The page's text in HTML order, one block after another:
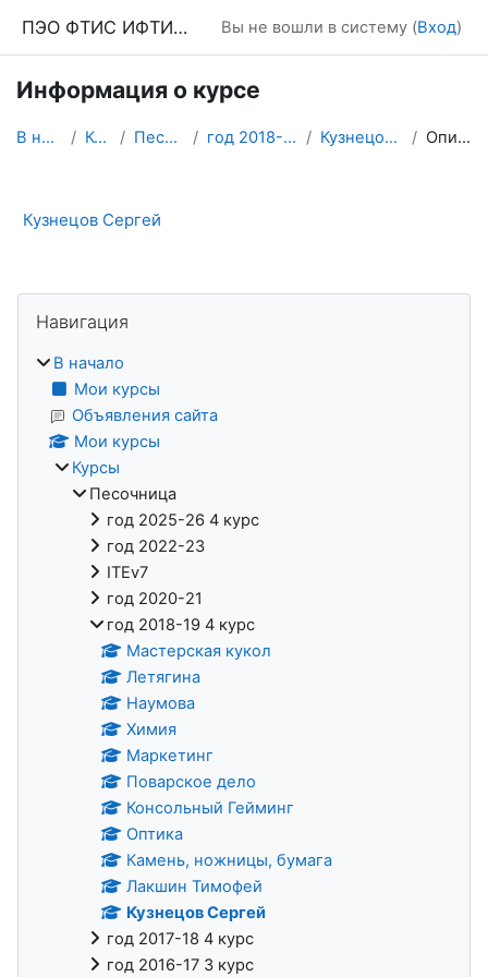
ПЭО ФТИС ИФТИС МПГУ Вы не вошли в систему (Вход)
Информация о курсе
В начало Курсы Песочница год 2018-19 4 курс Кузнецов Сергей Описание
Кузнецов Сергей
Блоки
Навигация
В начало
Мои курсы
Объявления сайта
Мои курсы
Курсы
Песочница
год 2025-26 4 курс
год 2022-23
ITEv7
год 2020-21
год 2018-19 4 курс
Мастерская кукол
Летягина
Наумова
Химия
Маркетинг
Поварское дело
Консольный Гейминг
Оптика
Камень, ножницы, бумага
Лакшин Тимофей
Кузнецов Сергей
год 2017-18 4 курс
год 2016-17 3 курс